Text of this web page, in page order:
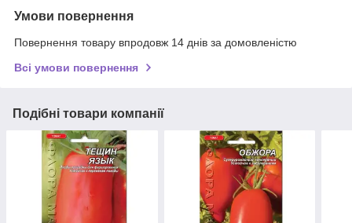
Умови повернення
Повернення товару впродовж 14 днів за домовленістю
Всі умови повернення
Подібні товари компанії